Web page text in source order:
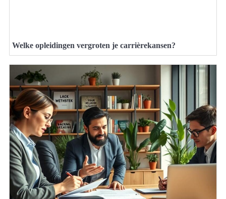
Welke opleidingen vergroten je carrièrekansen?